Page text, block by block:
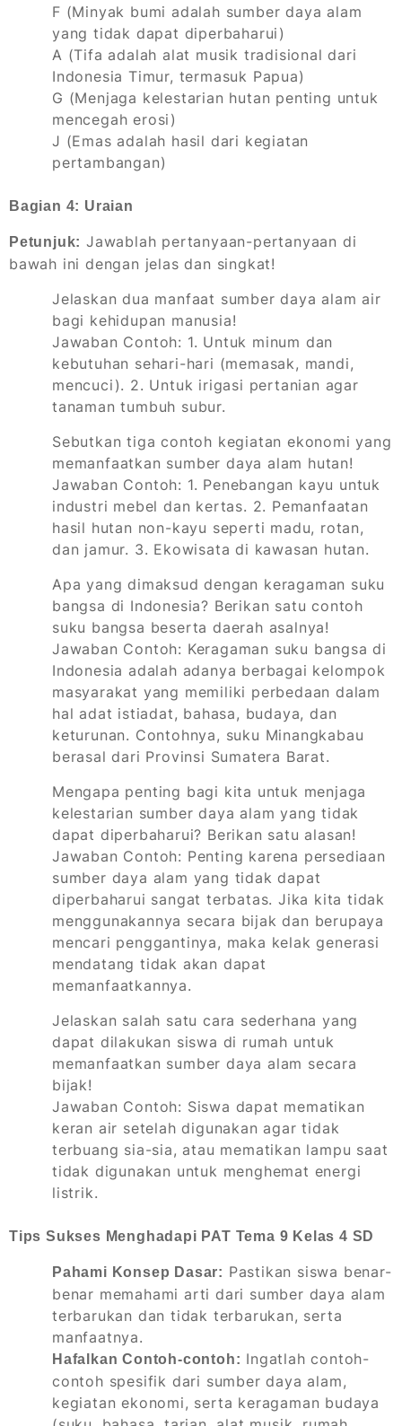
F (Minyak bumi adalah sumber daya alam
yang tidak dapat diperbaharui)
A (Tifa adalah alat musik tradisional dari
Indonesia Timur, termasuk Papua)
G (Menjaga kelestarian hutan penting untuk
mencegah erosi)
J (Emas adalah hasil dari kegiatan
pertambangan)
Bagian 4: Uraian
Petunjuk: Jawablah pertanyaan-pertanyaan di
bawah ini dengan jelas dan singkat!
Jelaskan dua manfaat sumber daya alam air
bagi kehidupan manusia!
Jawaban Contoh: 1. Untuk minum dan
kebutuhan sehari-hari (memasak, mandi,
mencuci). 2. Untuk irigasi pertanian agar
tanaman tumbuh subur.
Sebutkan tiga contoh kegiatan ekonomi yang
memanfaatkan sumber daya alam hutan!
Jawaban Contoh: 1. Penebangan kayu untuk
industri mebel dan kertas. 2. Pemanfaatan
hasil hutan non-kayu seperti madu, rotan,
dan jamur. 3. Ekowisata di kawasan hutan.
Apa yang dimaksud dengan keragaman suku
bangsa di Indonesia? Berikan satu contoh
suku bangsa beserta daerah asalnya!
Jawaban Contoh: Keragaman suku bangsa di
Indonesia adalah adanya berbagai kelompok
masyarakat yang memiliki perbedaan dalam
hal adat istiadat, bahasa, budaya, dan
keturunan. Contohnya, suku Minangkabau
berasal dari Provinsi Sumatera Barat.
Mengapa penting bagi kita untuk menjaga
kelestarian sumber daya alam yang tidak
dapat diperbaharui? Berikan satu alasan!
Jawaban Contoh: Penting karena persediaan
sumber daya alam yang tidak dapat
diperbaharui sangat terbatas. Jika kita tidak
menggunakannya secara bijak dan berupaya
mencari penggantinya, maka kelak generasi
mendatang tidak akan dapat
memanfaatkannya.
Jelaskan salah satu cara sederhana yang
dapat dilakukan siswa di rumah untuk
memanfaatkan sumber daya alam secara
bijak!
Jawaban Contoh: Siswa dapat mematikan
keran air setelah digunakan agar tidak
terbuang sia-sia, atau mematikan lampu saat
tidak digunakan untuk menghemat energi
listrik.
Tips Sukses Menghadapi PAT Tema 9 Kelas 4 SD
Pahami Konsep Dasar: Pastikan siswa benar-
benar memahami arti dari sumber daya alam
terbarukan dan tidak terbarukan, serta
manfaatnya.
Hafalkan Contoh-contoh: Ingatlah contoh-
contoh spesifik dari sumber daya alam,
kegiatan ekonomi, serta keragaman budaya